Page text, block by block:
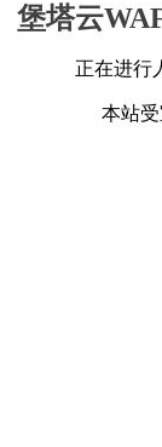
堡塔云
正在进行
本站